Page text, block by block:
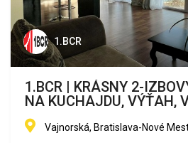
1.BCR
1.BCR | KRÁSNY 2-
NA KUCHAJDU, VÝŤAH,
Vajnorská, Bratislava-Nové